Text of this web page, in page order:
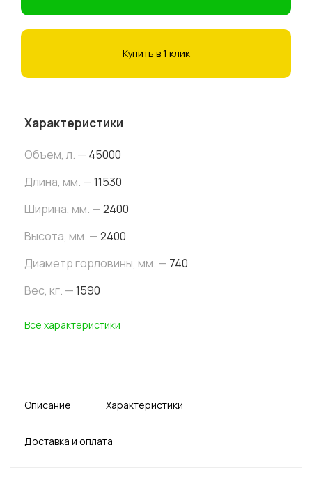
Купить в 1 клик
Характеристики
Объем, л. — 45000
Длина, мм. —11530
Ширина, мм. —2400
Высота, мм. —2400
Диаметр горловины, мм. — 740
Вес, кг. —1590
Все характеристики
Описание Характеристики
Доставка и оплата